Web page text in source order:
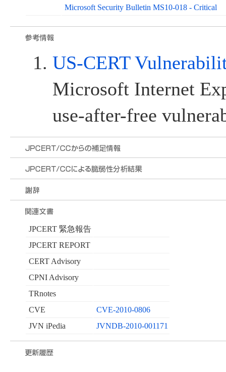
Microsoft Security Bulletin MS10-018 - Critical
US-CERT
Microsoft Internet
use-after-free
JPCERT 緊急報告
JPCERT REPORT
CERT Advisory
CPNI Advisory
TRnotes
CVE
CVE-2010-0806
JVN iPedia
JVNDB-2010-001171